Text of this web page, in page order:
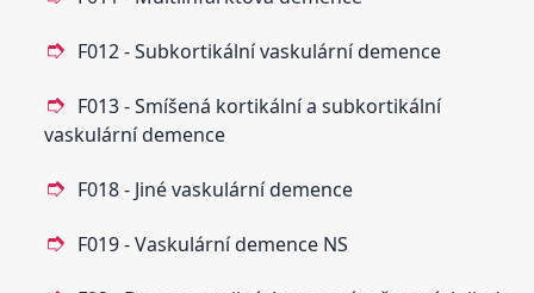
F012 - Subkortikální vaskulární demence
F013 - Smíšená kortikální a subkortikální
vaskulární demence
F018 - Jiné vaskulární demence
F019 - Vaskulární demence NS